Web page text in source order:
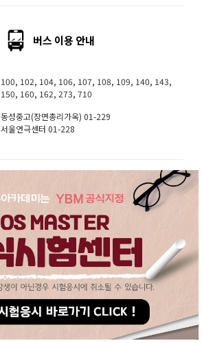
버스 이용 안내
100, 102, 104, 106, 107, 108, 109, 140, 143,
150, 160, 162, 273, 710
동성중고(장면총리가옥) 01-229
서울연극센터 01-228